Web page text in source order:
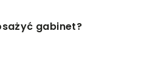
gabinet?